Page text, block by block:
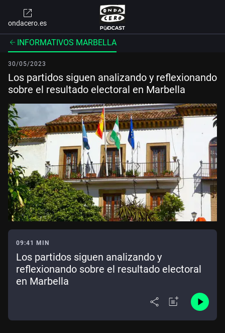
ondacero.es
INFORMATIVOS MARBELLA
30/05/2023
Los partidos siguen analizando y reflexionando
sobre el resultado electoral en Marbella
09:41 MIN
Los partidos siguen analizando y
reflexionando sobre el resultado electoral
en Marbella